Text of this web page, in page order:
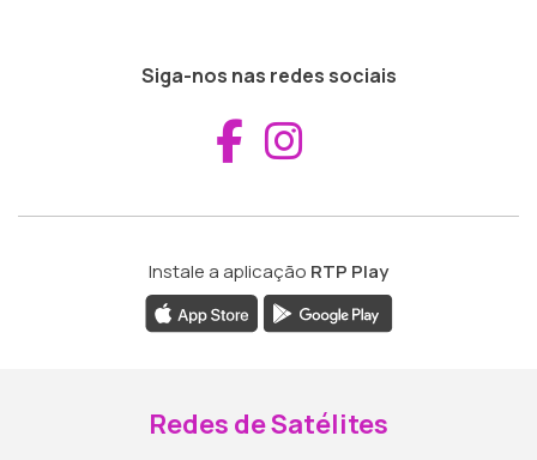
Siga-nos nas redes sociais
Aceder ao
Instale a aplicação RTP Play
Redes de Satélites